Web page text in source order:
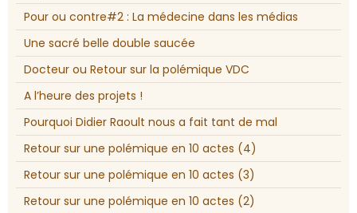
Pour ou contre#2 : La médecine dans les médias
Une sacré belle double saucée
Docteur ou Retour sur la polémique VDC
A l’heure des projets !
Pourquoi Didier Raoult nous a fait tant de mal
Retour sur une polémique en 10 actes (4)
Retour sur une polémique en 10 actes (3)
Retour sur une polémique en 10 actes (2)